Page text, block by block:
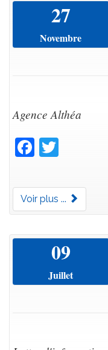
27
Novembre
Agence Althéa
Facebook
Voir plus ...
09
Juillet